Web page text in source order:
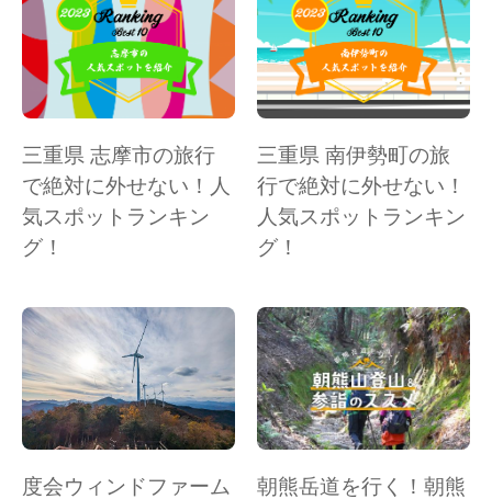
三重県 志摩市の旅行
で絶対に外せない！人
気スポットランキン
グ！
三重県 南伊勢町の旅
行で絶対に外せない！
人気スポットランキン
グ！
度会ウィンドファーム
朝熊岳道を行く！朝熊